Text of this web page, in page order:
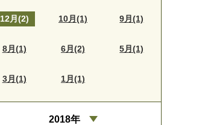
12月(2) 10月(1) 9月(1)
8月(1) 6月(2) 5月(1)
3月(1) 1月(1)
2018年